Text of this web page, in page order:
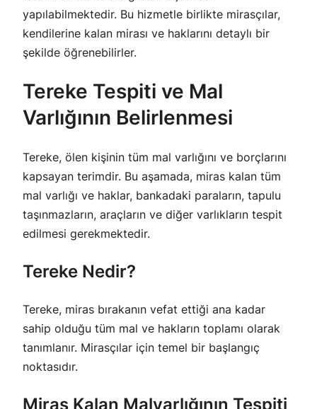
yapılabilmektedir. Bu hizmetle birlikte mirasçılar,
kendilerine kalan mirası ve haklarını detaylı bir
şekilde öğrenebilirler.
Tereke Tespiti ve Mal
Varlığının Belirlenmesi
Tereke, ölen kişinin tüm mal varlığını ve borçlarını
kapsayan terimdir. Bu aşamada, miras kalan tüm
mal varlığı ve haklar, bankadaki paraların, tapulu
taşınmazların, araçların ve diğer varlıkların tespit
edilmesi gerekmektedir.
Tereke Nedir?
Tereke, miras bırakanın vefat ettiği ana kadar
sahip olduğu tüm mal ve hakların toplamı olarak
tanımlanır. Mirasçılar için temel bir başlangıç
noktasıdır.
Miras Kalan Malvarlığının Tespiti